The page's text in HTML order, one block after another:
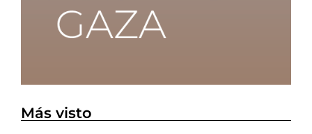
Más visto